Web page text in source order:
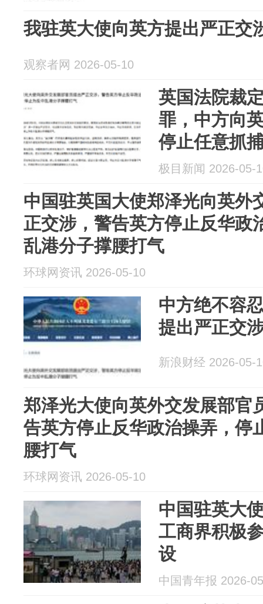
我驻英大使向英方提出严正交
观察者网 2026-05-10
英国法院裁
罪，中方向
停止任意抓
民，任何损
将遭到坚决
极目新闻 2026-05-
中国驻英国大使郑泽光向英外
正交涉，警告英方停止反华政
乱港分子撑腰打气
环球网资讯 2026-05-10
中方绝不容
提出严正交
新浪财经 2026-05-
郑泽光大使向英外交发展部官
告英方停止反华政治操弄，停
腰打气
环球网资讯 2026-05-10
中国驻英大
工商界积极
设
中国青年报 2026-